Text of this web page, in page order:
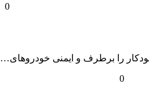
0
را برطرف و ایمنی خودروهای…
0